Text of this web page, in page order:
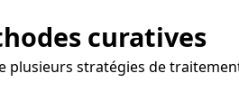
curatives
stratégies de